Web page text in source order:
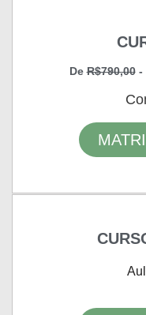
DeR$790,00-